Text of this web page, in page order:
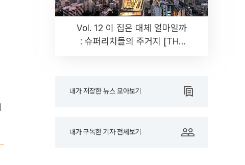
Vol. 12 이 집은 대체 얼마일까
: 슈퍼리치들의 주거지 [THE
내가 저장한 뉴스 모아보기
내가 구독한 기자 전체보기